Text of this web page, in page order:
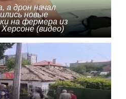
а дрон начал
новые
на фермера из
(видео)